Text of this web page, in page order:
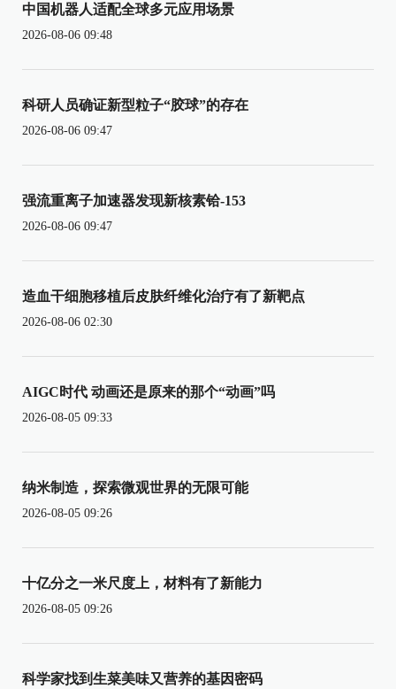
中国机器人适配全球多元应用场景
2026-08-06 09:48
科研人员确证新型粒子“胶球”的存在
2026-08-06 09:47
强流重离子加速器发现新核素铪-153
2026-08-06 09:47
造血干细胞移植后皮肤纤维化治疗有了新靶点
2026-08-06 02:30
AIGC时代 动画还是原来的那个“动画”吗
2026-08-05 09:33
纳米制造，探索微观世界的无限可能
2026-08-05 09:26
十亿分之一米尺度上，材料有了新能力
2026-08-05 09:26
科学家找到生菜美味又营养的基因密码